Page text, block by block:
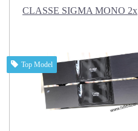
CLASSE SIGMA MONO 2x
Top Model